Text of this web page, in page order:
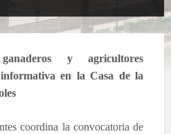
y agricultores
en la Casa de la
coordina la convocatoria de